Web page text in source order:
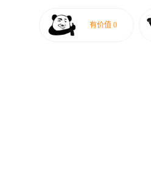
有价值 0